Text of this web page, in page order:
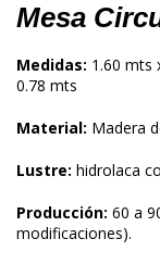
Mesa
Medidas: 1.60 mts
0.78 mts
Material: Madera
Lustre: hidrolaca
Producción: 60 a
modificaciones).